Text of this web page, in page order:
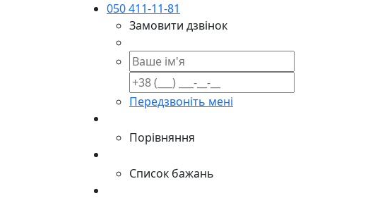
050 411-11-81
Замовити дзвінок
Передзвоніть мені
Порівняння
Список бажань